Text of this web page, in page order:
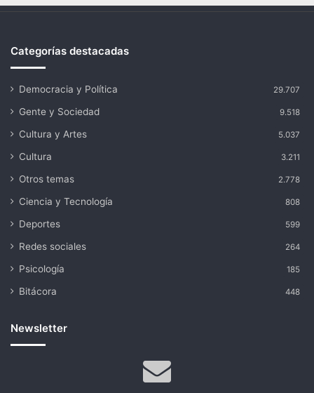
Categorías destacadas
Democracia y Política 29.707
Gente y Sociedad 9.518
Cultura y Artes 5.037
Cultura 3.211
Otros temas 2.778
Ciencia y Tecnología 808
Deportes 599
Redes sociales 264
Psicología 185
Bitácora 448
Newsletter